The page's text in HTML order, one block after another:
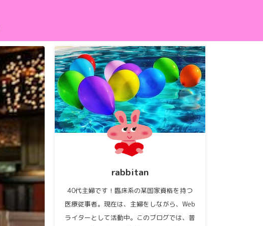
rabbitan
40代主婦です！臨床系の某国家資格を持つ
医療従事者。現在は、主婦をしながら、Web
ライターとして活動中。このブログでは、普